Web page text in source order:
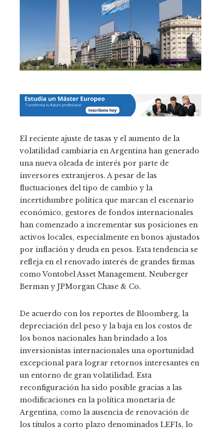
El reciente ajuste de tasas y el aumento de la
volatilidad cambiaria en Argentina han generado
una nueva oleada de interés por parte de
inversores extranjeros. A pesar de las
fluctuaciones del tipo de cambio y la
incertidumbre política que marcan el escenario
económico, gestores de fondos internacionales
han comenzado a incrementar sus posiciones en
activos locales, especialmente en bonos ajustados
por inflación y deuda en pesos. Esta tendencia se
refleja en el renovado interés de grandes firmas
como Vontobel Asset Management, Neuberger
Berman y JPMorgan Chase & Co.
De acuerdo con los reportes de Bloomberg, la
depreciación del peso y la baja en los costos de
los bonos nacionales han brindado a los
inversionistas internacionales una oportunidad
excepcional para lograr retornos interesantes en
un entorno de gran volatilidad. Esta
reconfiguración ha sido posible gracias a las
modificaciones en la política monetaria de
Argentina, como la ausencia de renovación de
los títulos a corto plazo denominados LEFIs, lo